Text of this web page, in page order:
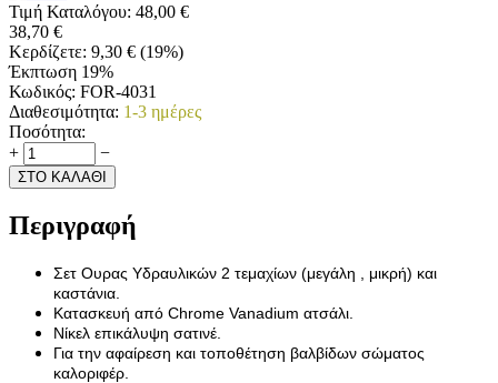
Τιμή Καταλόγου: 48,00 €
38,70 €
Κερδίζετε: 9,30 € (19%)
Έκπτωση 19%
Κωδικός: FOR-4031
Διαθεσιμότητα: 1-3 ημέρες
Ποσότητα:
+
−
ΣΤΟ ΚΑΛΑΘΙ
Περιγραφή
Σετ Ουρας Υδραυλικών 2 τεμαχίων (μεγάλη , μικρή) και
καστάνια.
Κατασκευή από Chrome Vanadium ατσάλι.
Νίκελ επικάλυψη σατινέ.
Για την αφαίρεση και τοποθέτηση βαλβίδων σώματος
καλοριφέρ.